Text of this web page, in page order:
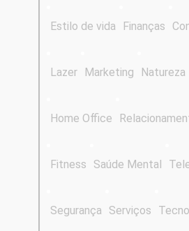
Estilo de vida Finanças
Lazer Marketing Natureza
Home Office
Fitness Saúde Mental
Segurança Serviços